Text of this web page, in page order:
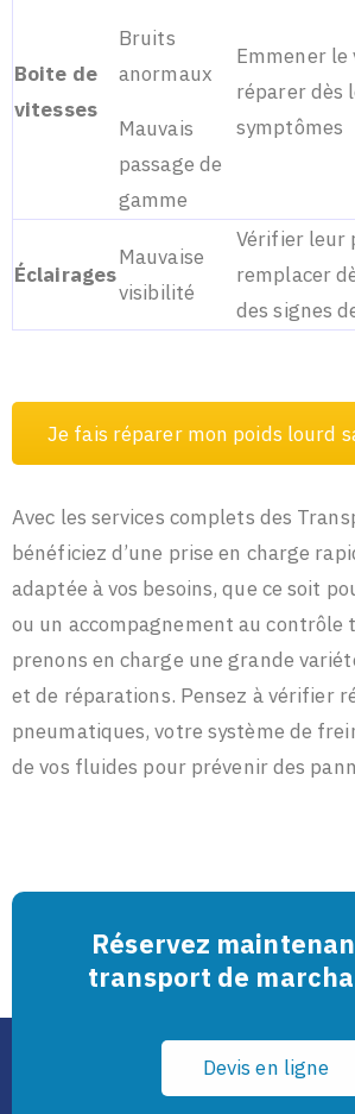
Boite de
vitesses
Bruits
anormaux
Mauvais
passage de
gamme
Emmener le
réparer dès
symptômes
Éclairages
Mauvaise
visibilité
Vérifier leur
remplacer
des signes
Je fais réparer mon poids lourd s
Avec les services complets des
bénéficiez d’une prise en charge
adaptée à vos besoins, que ce soit
ou un accompagnement au contrôle
prenons en charge une grande
et de réparations. Pensez à vérifier
pneumatiques, votre système de
de vos fluides pour prévenir des
Réservez
transport de
Devisen ligne